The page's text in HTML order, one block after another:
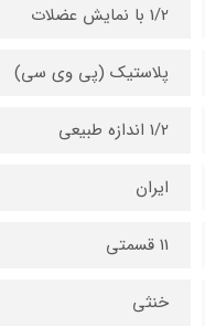
1/2 با نمایش عضلات
پلاستیک (پی وی سی)
1/2 اندازه طبیعی
ایران
11 قسمتی
خنثی